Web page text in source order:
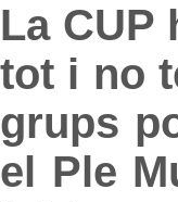
La CUP
tot i no
grups
el Ple